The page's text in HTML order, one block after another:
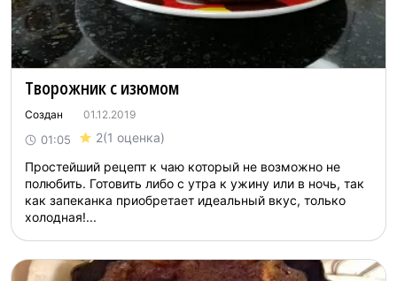
Творожник с изюмом
Создан 01.12.2019
01:05 2(1 оценка)
Простейший рецепт к чаю который не возможно не
полюбить. Готовить либо с утра к ужину или в ночь, так
как запеканка приобретает идеальный вкус, только
холодная!...